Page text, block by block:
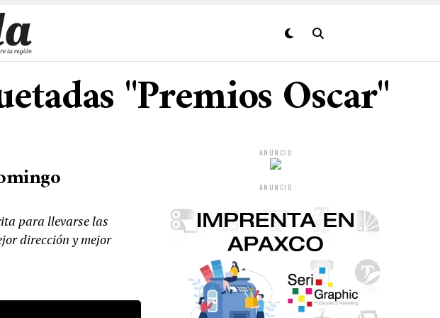
"Premios Oscar"
para llevarse las
dirección y mejor
ANUNCIO
ANUNCIO